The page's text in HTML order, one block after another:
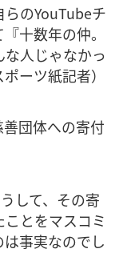
のYouTubeチ
十数年の仲。
人じゃなかっ
ーツ紙記者）
団体への寄付
して、その寄
とをマスコミ
事実なのでし